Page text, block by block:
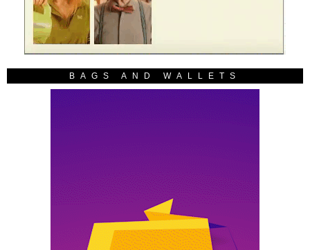
BAGS AND WALLETS